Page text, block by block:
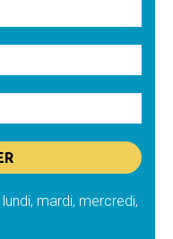
mardi, mercredi,